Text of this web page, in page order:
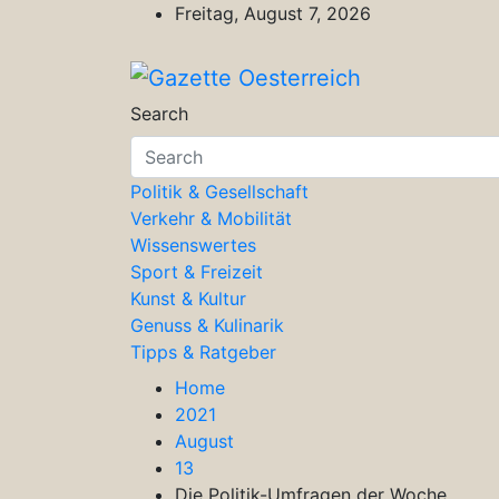
Freitag, August 7, 2026
Gazette Oesterreich
Magazin für Freizeit, Politik, Kultur
Search
Politik & Gesellschaft
Verkehr & Mobilität
Wissenswertes
Sport & Freizeit
Kunst & Kultur
Genuss & Kulinarik
Tipps & Ratgeber
Home
2021
August
13
Die Politik-Umfragen der Woche